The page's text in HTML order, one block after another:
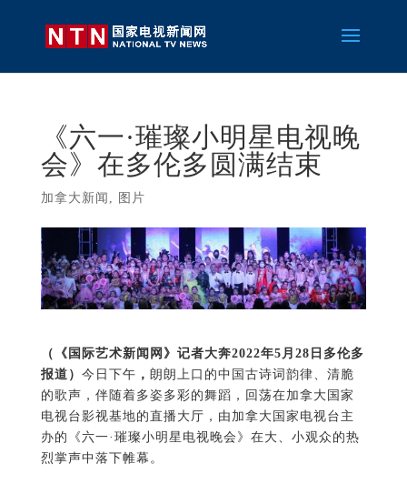
《六一·璀璨小明星电视晚
会》在多伦多圆满结束
加拿大新闻 , 图片
（《国际艺术新闻网》记者大奔2022年5月28日多伦多
报道） 今日下午 ， 朗朗上口的中国古诗词韵律、清脆
的歌声，伴随着多姿多彩的舞蹈，回荡在加拿大国家
电视台影视基地的直播大厅，由加拿大国家电视台主
办的《六一·璀璨小明星电视晚会》在大、小观众的热
烈掌声中落下帷幕。